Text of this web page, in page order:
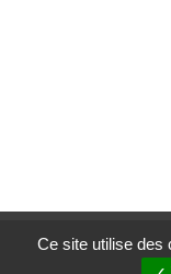
Ce site utilise des
Ce site utilise des